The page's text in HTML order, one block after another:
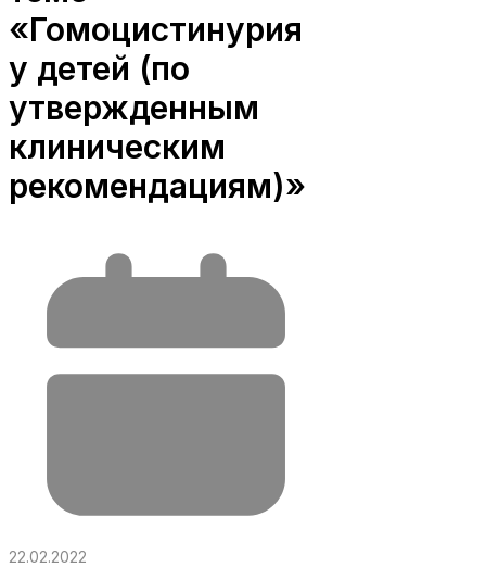
«Гомоцистинурия
у детей (по
утвержденным
клиническим
рекомендациям)»
22.02.2022